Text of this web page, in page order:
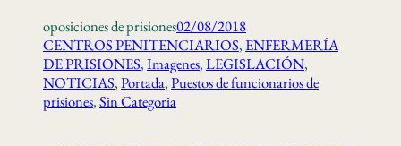
oposiciones de prisiones02/08/2018
CENTROS PENITENCIARIOS, ENFERMERÍA
DE PRISIONES, Imagenes, LEGISLACIÓN
NOTICIAS, Portada, Puestos de funcionarios de
prisiones, Sin Categoria